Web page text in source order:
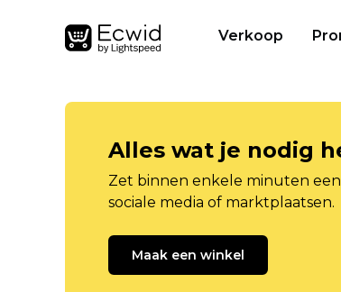
Verkoop
Alles wat je nodig
Zet binnen enkele minuten
sociale media of marktplaatsen.
Maak een winkel